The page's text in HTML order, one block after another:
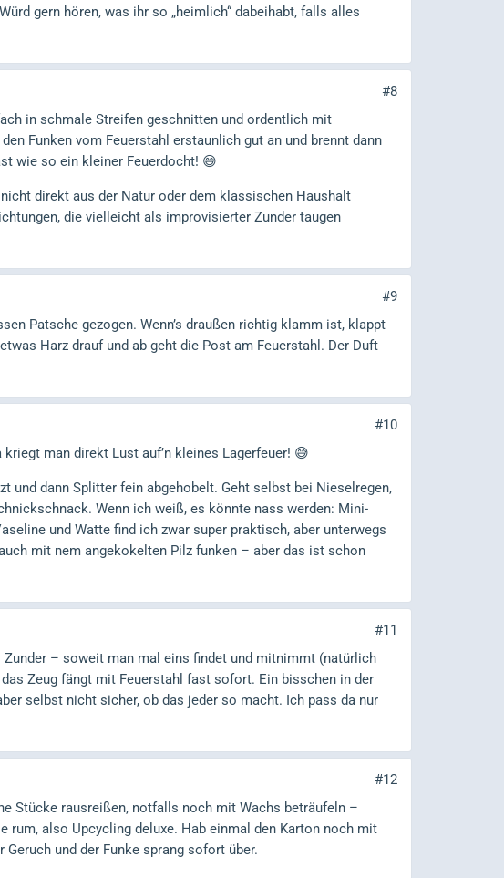
gern hören, was ihr so „heimlich“ dabeihabt, falls alles
#8
in schmale Streifen geschnitten und ordentlich mit
Funken vom Feuerstahl erstaunlich gut an und brennt dann
wie so ein kleiner Feuerdocht! 😅
direkt aus der Natur oder dem klassischen Haushalt
die vielleicht als improvisierter Zunder taugen
#9
Patsche gezogen. Wenn’s draußen richtig klamm ist, klappt
Harz drauf und ab geht die Post am Feuerstahl. Der Duft
#10
man direkt Lust auf’n kleines Lagerfeuer! 😅
und dann Splitter fein abgehobelt. Geht selbst bei Nieselregen,
Wenn ich weiß, es könnte nass werden: Mini-
und Watte find ich zwar super praktisch, aber unterwegs
mit nem angekokelten Pilz funken – aber das ist schon
#11
– soweit man mal eins findet und mitnimmt (natürlich
Zeug fängt mit Feuerstahl fast sofort. Ein bisschen in der
selbst nicht sicher, ob das jeder so macht. Ich pass da nur
#12
Stücke rausreißen, notfalls noch mit Wachs beträufeln –
rum, also Upcycling deluxe. Hab einmal den Karton noch mit
und der Funke sprang sofort über.